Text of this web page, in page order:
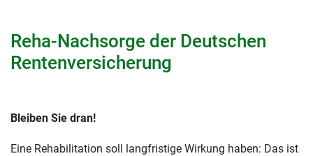
Reha-Nachsorge der Deutschen
Rentenversicherung
Bleiben Sie dran!
Eine Rehabilitation soll langfristige Wirkung haben: Das ist